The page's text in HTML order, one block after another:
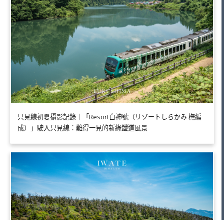
只見線初夏攝影記錄｜「Resort白神號（リゾートしらかみ 橅編
成）」駛入只見線：難得一見的新綠鐵道風景